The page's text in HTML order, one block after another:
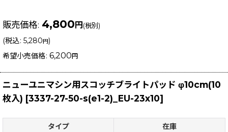
販売価格: 4,800 円 (税別)
(税込: 5,280 円)
希望小売価格: 6,200 円
ニューユニマシン用スコッチブライトパッド φ10cm(10
枚入) [3337-27-50-s(e1-2)_EU-23x10]
タイプ 在庫